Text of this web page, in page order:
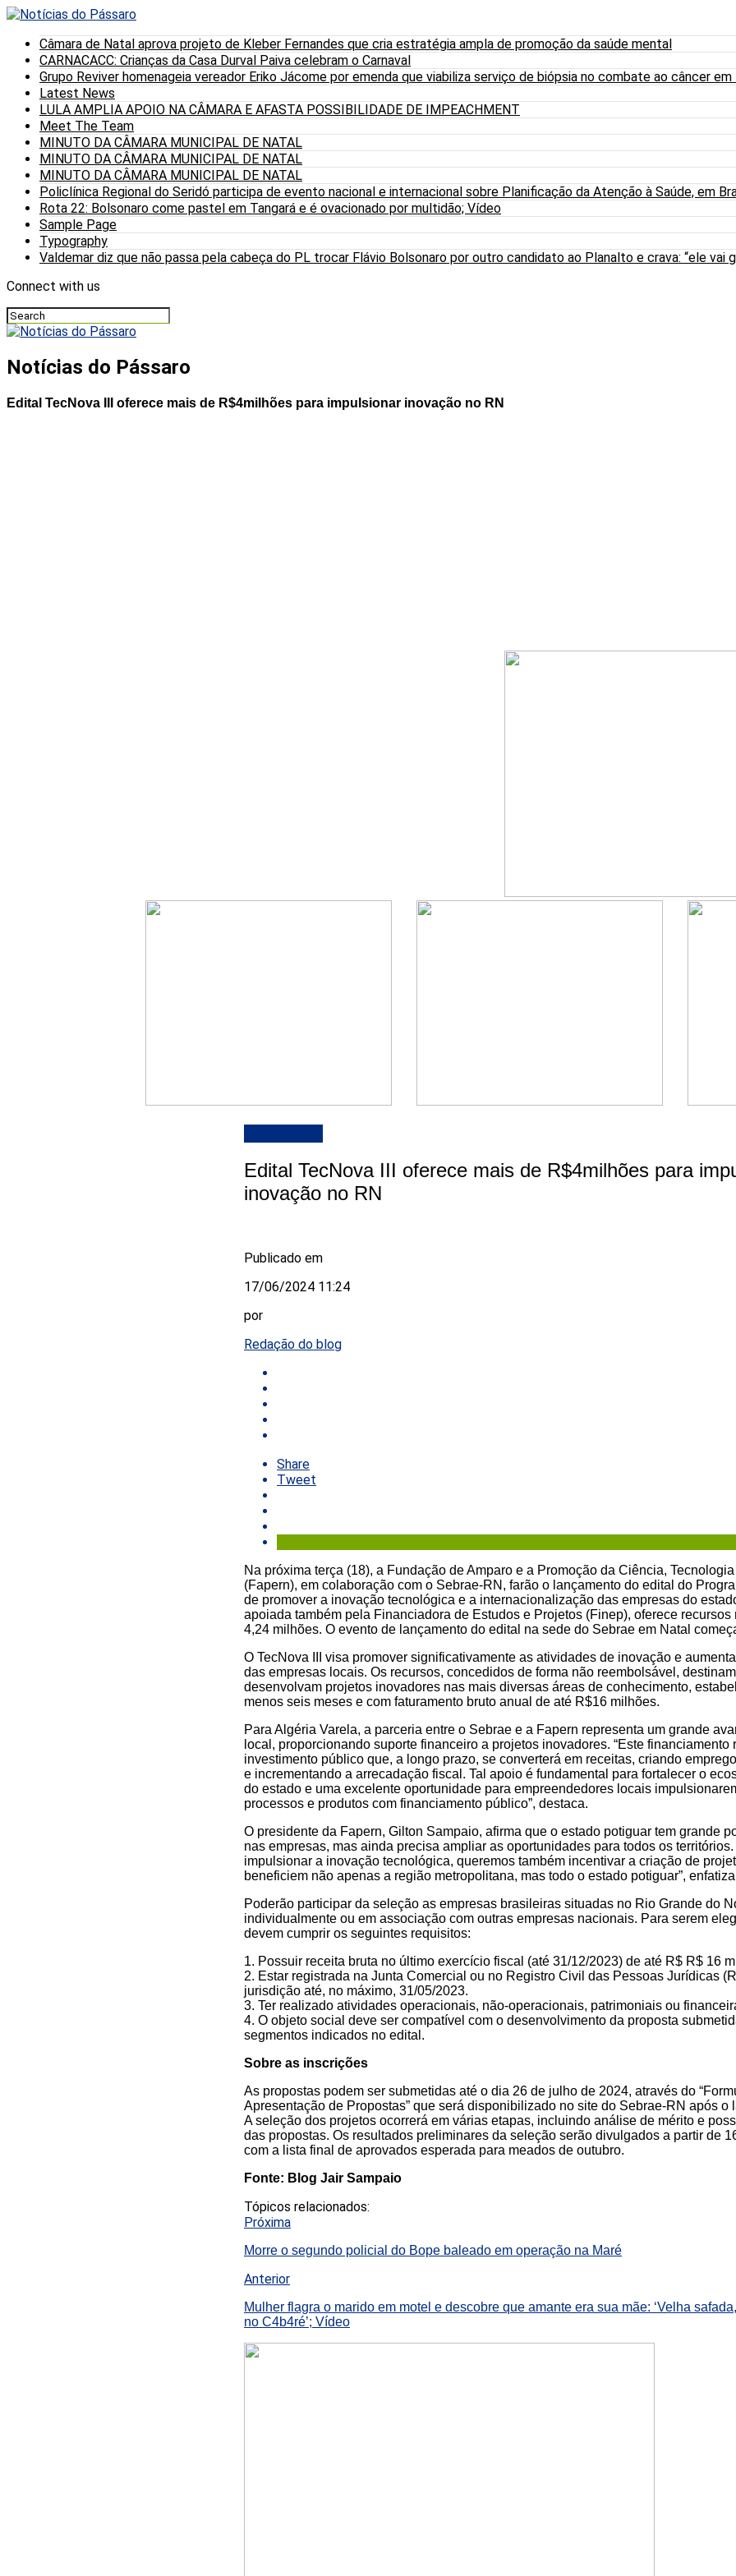
Câmara de Natal aprova projeto de Kleber Fernandes que cria estratégia ampla de promoção da saúde mental
CARNACACC: Crianças da Casa Durval Paiva celebram o Carnaval
Grupo Reviver homenageia vereador Eriko Jácome por emenda que viabiliza serviço de biópsia no combate ao câncer
Latest News
LULA AMPLIA APOIO NA CÂMARA E AFASTA POSSIBILIDADE DE IMPEACHMENT
Meet The Team
MINUTO DA CÂMARA MUNICIPAL DE NATAL
MINUTO DA CÂMARA MUNICIPAL DE NATAL
MINUTO DA CÂMARA MUNICIPAL DE NATAL
Policlínica Regional do Seridó participa de evento nacional e internacional sobre Planificação da Atenção à Saúde, em
Rota 22: Bolsonaro come pastel em Tangará e é ovacionado por multidão; Vídeo
Sample Page
Typography
Valdemar diz que não passa pela cabeça do PL trocar Flávio Bolsonaro por outro candidato ao Planalto e crava: “ele vai
Connect with us
Notícias do Pássaro
Edital TecNova III oferece mais de R$4milhões para impulsionar inovação no RN
Edital TecNova III oferece mais de R$4milhões para
inovação no RN
Publicado em
17/06/2024 11:24
por
Redação do blog
Share
Tweet
Na próxima terça (18), a Fundação de Amparo e a Promoção da Ciência,
(Fapern), em colaboração com o Sebrae-RN, farão o lançamento do edital do
de promover a inovação tecnológica e a internacionalização das empresas do
apoiada também pela Financiadora de Estudos e Projetos (Finep), oferece recursos
4,24 milhões. O evento de lançamento do edital na sede do Sebrae em Natal
O TecNova III visa promover significativamente as atividades de inovação e
das empresas locais. Os recursos, concedidos de forma não reembolsável,
desenvolvam projetos inovadores nas mais diversas áreas de conhecimento,
menos seis meses e com faturamento bruto anual de até R$16 milhões.
Para Algéria Varela, a parceria entre o Sebrae e a Fapern representa um grande
local, proporcionando suporte financeiro a projetos inovadores. “Este financiamento
investimento público que, a longo prazo, se converterá em receitas, criando
e incrementando a arrecadação fiscal. Tal apoio é fundamental para fortalecer o
do estado e uma excelente oportunidade para empreendedores locais
processos e produtos com financiamento público”, destaca.
O presidente da Fapern, Gilton Sampaio, afirma que o estado potiguar tem grande
nas empresas, mas ainda precisa ampliar as oportunidades para todos os territórios.
impulsionar a inovação tecnológica, queremos também incentivar a criação de
beneficiem não apenas a região metropolitana, mas todo o estado potiguar”,
Poderão participar da seleção as empresas brasileiras situadas no Rio Grande do
individualmente ou em associação com outras empresas nacionais. Para serem
devem cumprir os seguintes requisitos:
1. Possuir receita bruta no último exercício fiscal (até 31/12/2023) de até R$ R$ 16
2. Estar registrada na Junta Comercial ou no Registro Civil das Pessoas Jurídicas
jurisdição até, no máximo, 31/05/2023.
3. Ter realizado atividades operacionais, não-operacionais, patrimoniais ou
4. O objeto social deve ser compatível com o desenvolvimento da proposta
segmentos indicados no edital.
Sobre as inscrições
As propostas podem ser submetidas até o dia 26 de julho de 2024, através do
Apresentação de Propostas” que será disponibilizado no site do Sebrae-RN após o
A seleção dos projetos ocorrerá em várias etapas, incluindo análise de mérito e
das propostas. Os resultados preliminares da seleção serão divulgados a partir de
com a lista final de aprovados esperada para meados de outubro.
Fonte: Blog Jair Sampaio
Tópicos relacionados:
Próxima
Morre o segundo policial do Bope baleado em operação na Maré
Anterior
Mulher flagra o marido em motel e descobre que amante era sua mãe: ‘Velha
no C4b4ré’; Vídeo